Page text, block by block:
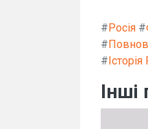
#Росія #
#
#Історія
Інші